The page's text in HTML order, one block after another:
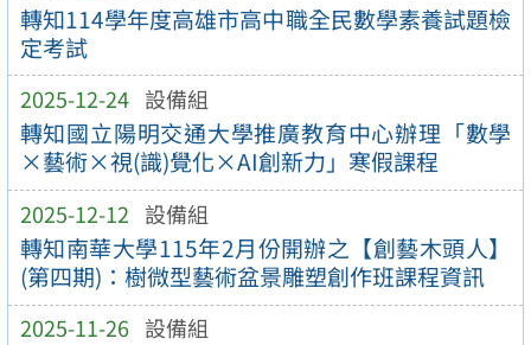
轉知114學年度高雄市高中職全民數學素養試題檢
定考試
2025-12-24 設備組
轉知國立陽明交通大學推廣教育中心辦理「數學
×藝術×視(識)覺化×AI創新力」寒假課程
2025-12-12 設備組
轉知南華大學115年2月份開辦之【創藝木頭人】
(第四期)：樹微型藝術盆景雕塑創作班課程資訊
2025-11-26 設備組